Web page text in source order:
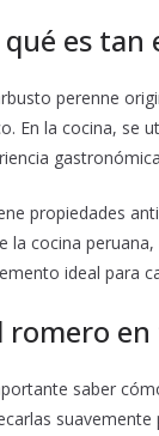
es tan
perenne
En la cocina, se
propiedades
la cocina
ideal para
romero
saber